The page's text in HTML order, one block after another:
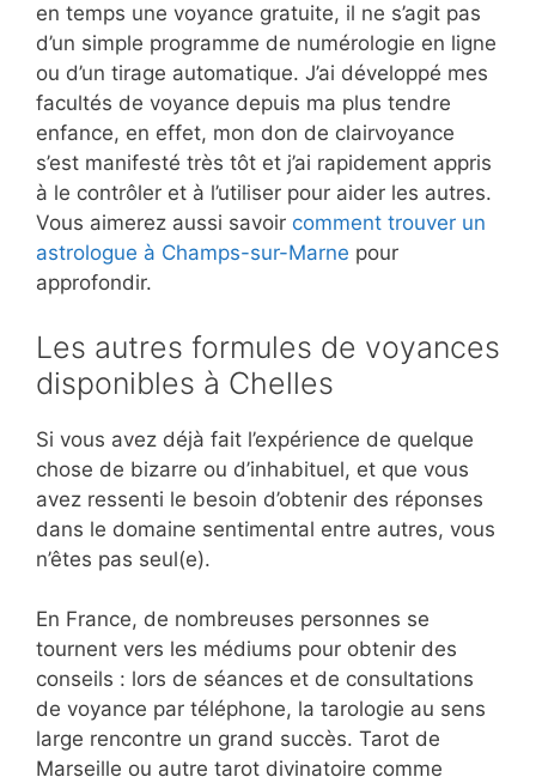
en temps une voyance gratuite, il ne s’agit pas
d’un simple programme de numérologie en ligne
ou d’un tirage automatique. J’ai développé mes
facultés de voyance depuis ma plus tendre
enfance, en effet, mon don de clairvoyance
s’est manifesté très tôt et j’ai rapidement appris
à le contrôler et à l’utiliser pour aider les autres.
Vous aimerez aussi savoir comment trouver un
astrologue à Champs-sur-Marne pour
approfondir.
Les autres formules de voyances
disponibles à Chelles
Si vous avez déjà fait l’expérience de quelque
chose de bizarre ou d’inhabituel, et que vous
avez ressenti le besoin d’obtenir des réponses
dans le domaine sentimental entre autres, vous
n’êtes pas seul(e).
En France, de nombreuses personnes se
tournent vers les médiums pour obtenir des
conseils : lors de séances et de consultations
de voyance par téléphone, la tarologie au sens
large rencontre un grand succès. Tarot de
Marseille ou autre tarot divinatoire comme